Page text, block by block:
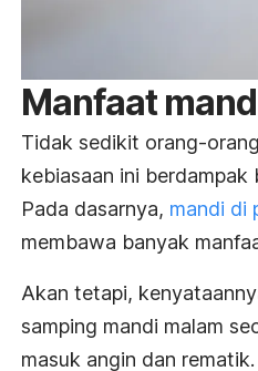
Manfaat
Tidak sedikit orang-
kebiasaan ini
Pada dasarnya, mandi di
membawa banyak
Akan tetapi,
samping mandi malam
masuk angin dan rematik.